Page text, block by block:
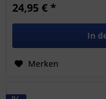
24,95 € *
In
Merken